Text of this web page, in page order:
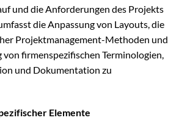
und die Anforderungen des Projekts
die Anpassung von Layouts, die
Projektmanagement-Methoden und
firmenspezifischen Terminologien,
und Dokumentation zu
Elemente